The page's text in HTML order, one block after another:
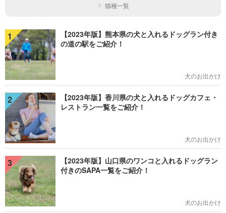
猫種一覧
1
【2023年版】熊本県の犬と入れるドッグラン付き
の道の駅をご紹介！
犬のお出かけ
2
【2023年版】香川県の犬と入れるドッグカフェ・
レストラン一覧をご紹介！
犬のお出かけ
3
【2023年版】山口県のワンコと入れるドッグラン
付きのSAPA一覧をご紹介！
犬のお出かけ